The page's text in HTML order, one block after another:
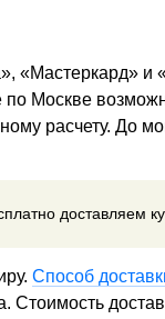
«Мастеркард»
Москве
расчету. До
доставляем
Способ